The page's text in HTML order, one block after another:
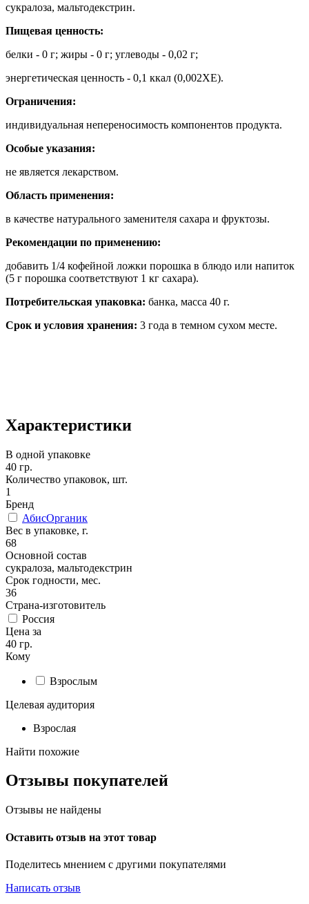
сукралоза, мальтодекстрин.
Пищевая ценность:
белки - 0 г; жиры - 0 г; углеводы - 0,02 г;
энергетическая ценность - 0,1 ккал (0,002ХЕ).
Ограничения:
индивидуальная непереносимость компонентов продукта.
Особые указания:
не является лекарством.
Область применения:
в качестве натурального заменителя сахара и фруктозы.
Рекомендации по применению:
добавить 1/4 кофейной ложки порошка в блюдо или напиток
(5 г порошка соответствуют 1 кг сахара).
Потребительская упаковка: банка, масса 40 г.
Срок и условия хранения: 3 года в темном сухом месте.
Характеристики
В одной упаковке
40 гр.
Количество упаковок, шт.
1
Бренд
АбисОрганик
Вес в упаковке, г.
68
Основной состав
сукралоза, мальтодекстрин
Срок годности, мес.
36
Страна-изготовитель
Россия
Цена за
40 гр.
Кому
Взрослым
Целевая аудитория
Взрослая
Найти похожие
Отзывы покупателей
Отзывы не найдены
Оставить отзыв на этот товар
Поделитесь мнением с другими покупателями
Написать отзыв